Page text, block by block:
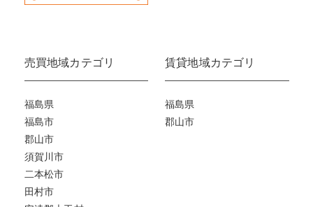
売買地域カテゴリ
福島県
福島市
郡山市
須賀川市
二本松市
田村市
賃貸地域カテゴリ
福島県
郡山市